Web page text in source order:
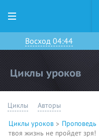
Восход 04:44
Циклы уроков
Циклы Авторы
Циклы уроков Проповедь
твоя жизнь не пройдет зря!